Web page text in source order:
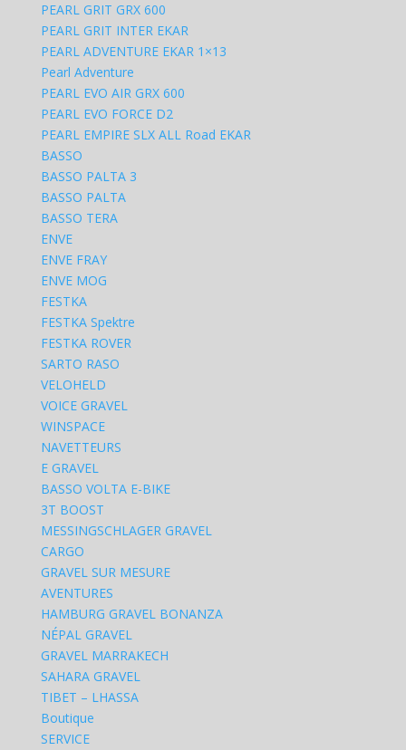
PEARL GRIT GRX 600
PEARL GRIT INTER EKAR
PEARL ADVENTURE EKAR 1×13
Pearl Adventure
PEARL EVO AIR GRX 600
PEARL EVO FORCE D2
PEARL EMPIRE SLX ALL Road EKAR
BASSO
BASSO PALTA 3
BASSO PALTA
BASSO TERA
ENVE
ENVE FRAY
ENVE MOG
FESTKA
FESTKA Spektre
FESTKA ROVER
SARTO RASO
VELOHELD
VOICE GRAVEL
WINSPACE
NAVETTEURS
E GRAVEL
BASSO VOLTA E-BIKE
3T BOOST
MESSINGSCHLAGER GRAVEL
CARGO
GRAVEL SUR MESURE
AVENTURES
HAMBURG GRAVEL BONANZA
NÉPAL GRAVEL
GRAVEL MARRAKECH
SAHARA GRAVEL
TIBET – LHASSA
Boutique
SERVICE